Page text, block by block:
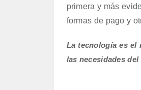
primera y más
formas de pago y
La tecnología es el
las necesidades del